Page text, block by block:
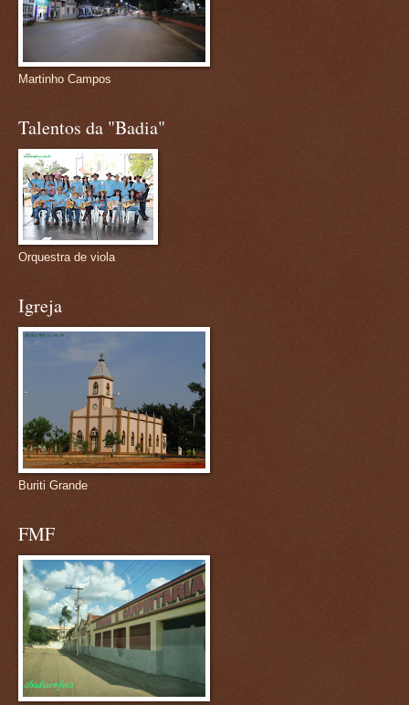
Martinho Campos
Talentos da "Badia"
Orquestra de viola
Igreja
Buriti Grande
FMF